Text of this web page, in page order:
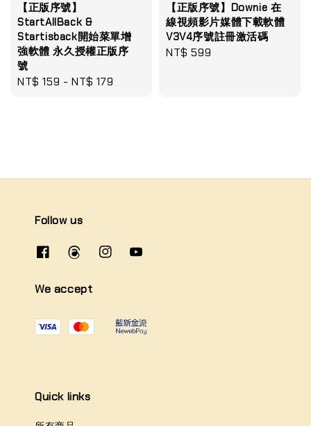
【正版序號】
StartAllBack &
Startisback開始菜單增
強軟體 永久授權正版序
號
Regular
NT$ 159 -NT$ 179
【正版序號】Downie 在
線視頻影片媒體下載軟體
V3V4序號註冊激活碼
Regular
NT$ 599
Follow us
We accept
Quick links